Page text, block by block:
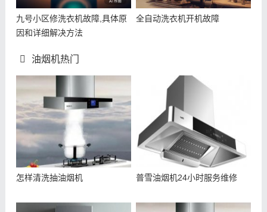
九号小区修洗衣机故障,具体原
因和详细解决方法
全自动洗衣机开机故障
油烟机热门
怎样清洗抽油烟机 普雪油烟机24小时服务维修